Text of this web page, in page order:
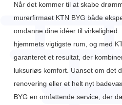
Når det kommer til at skabe
murerfirmaet KTN BYG både
omdanne dine idéer til
hjemmets vigtigste rum, og med
garanteret et resultat, der
luksuriøs komfort. Uanset om det
renovering eller et helt nyt
BYG en omfattende service, der